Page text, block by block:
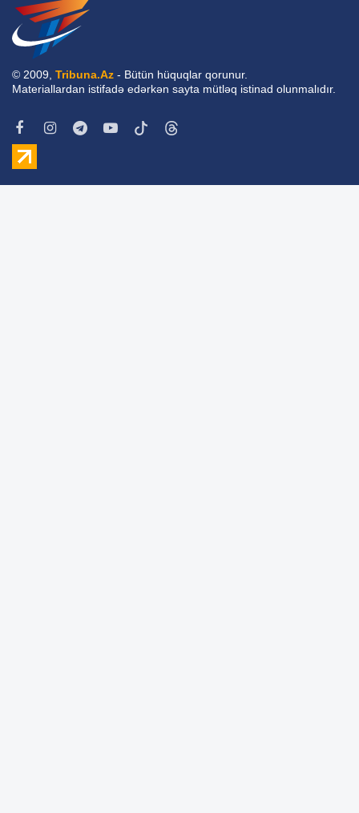
© 2009, Tribuna.Az - Bütün hüquqlar qorunur.
Materiallardan istifadə edərkən sayta mütləq istinad olunmalıdır.